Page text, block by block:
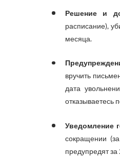
Решение и
расписание),
месяца.
вручить
дата
отказываетесь
Уведомление
сокращении
предупредят